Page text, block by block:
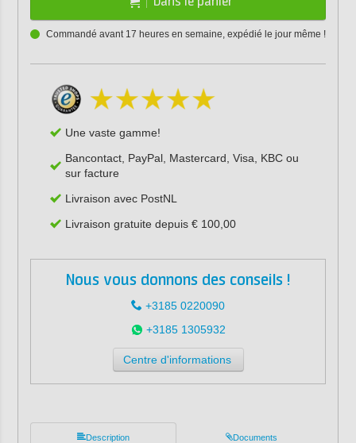
Commandé avant 17 heures en semaine, expédié le jour même !
Une vaste gamme!
Bancontact, PayPal, Mastercard, Visa, KBC ou
sur facture
Livraison avec PostNL
Livraison gratuite depuis € 100,00
Nous vous donnons des conseils !
+3185 0220090
+3185 1305932
Centre d'informations
Description Documents